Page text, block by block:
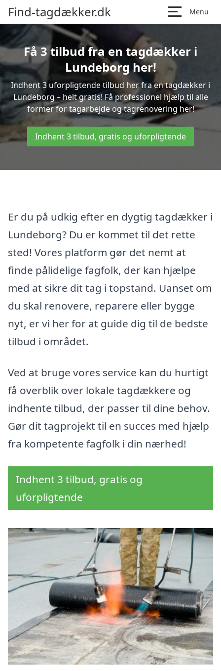
Find-tagdækker.dk Menu
Få 3 tilbud fra en tagdækker i
Lundeborg her!
Indhent 3 uforpligtende tilbud her fra en tagdækker i
Lundeborg – helt gratis! Få professionel hjælp til alle
former for tagarbejde og tagrenovering her!
Indhent 3 tilbud, gratis og uforpligtende
Er du på udkig efter en dygtig tagdækker i
Lundeborg? Du er kommet til det rette
sted! Vores platform gør det nemt at
finde pålidelige fagfolk, der kan hjælpe
med at sikre dit tag i topstand. Uanset om
du skal renovere, reparere eller bygge
nyt, er vi her for at guide dig til de bedste
tilbud i området.
Ved at bruge vores service kan du hurtigt
få overblik over lokale tagdækkere og
indhente tilbud, der passer til dine behov.
Gør dit tagprojekt til en succes med hjælp
fra kompetente fagfolk i din nærhed!
Indhent 3 tilbud, gratis og
uforpligtende